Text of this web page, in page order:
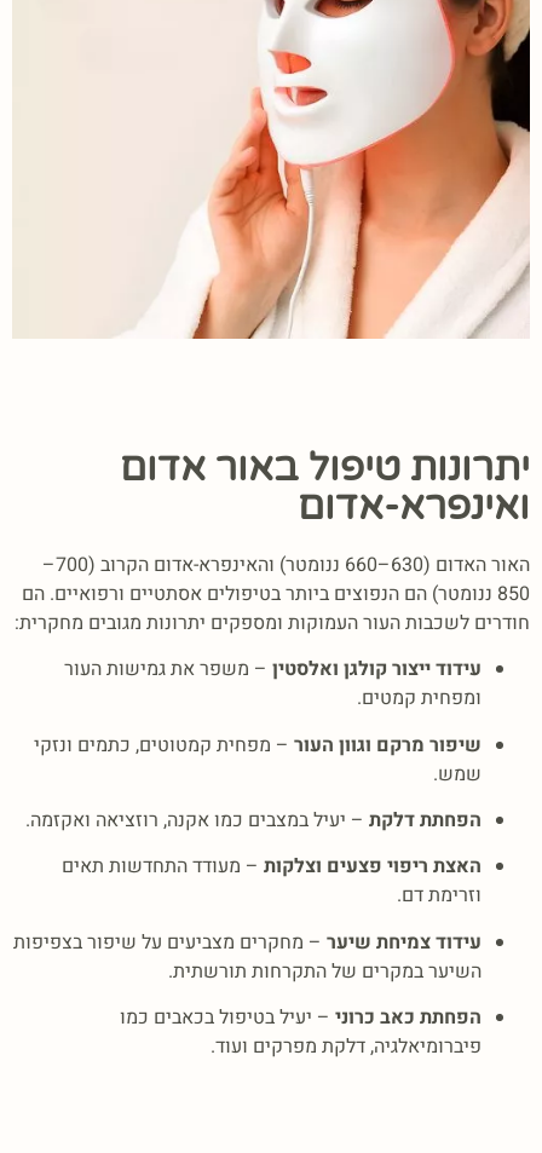
יתרונות טיפול באור אדום
ואינפרא-אדום
האור האדום (630–660 ננומטר) והאינפרא-אדום הקרוב (700–
850 ננומטר) הם הנפוצים ביותר בטיפולים אסתטיים ורפואיים.
הם
חודרים לשכבות העור העמוקות ומספקים יתרונות מגובים מחקרית:
עידוד ייצור קולגן ואלסטין – משפר את גמישות העור
ומפחית קמטים.
שיפור מרקם וגוון העור – מפחית קמטוטים, כתמים ונזקי
שמש.
הפחתת דלקת – יעיל במצבים כמו אקנה, רוזציאה ואקזמה.
האצת ריפוי פצעים וצלקות – מעודד התחדשות תאים
וזרימת דם.
עידוד צמיחת שיער – מחקרים מצביעים על שיפור בצפיפות
השיער במקרים של התקרחות תורשתית.
הפחתת כאב כרוני – יעיל בטיפול בכאבים כמו
פיברומיאלגיה, דלקת מפרקים ועוד.